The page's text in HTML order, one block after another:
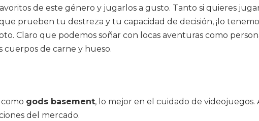
de este género y jugarlos a gusto. Tanto si quieres
prueben tu destreza y tu capacidad de decisión, ¡lo
Claro que podemos soñar con locas aventuras como
cuerpos de carne y hueso.
gods basement, lo mejor en el cuidado de
del mercado.